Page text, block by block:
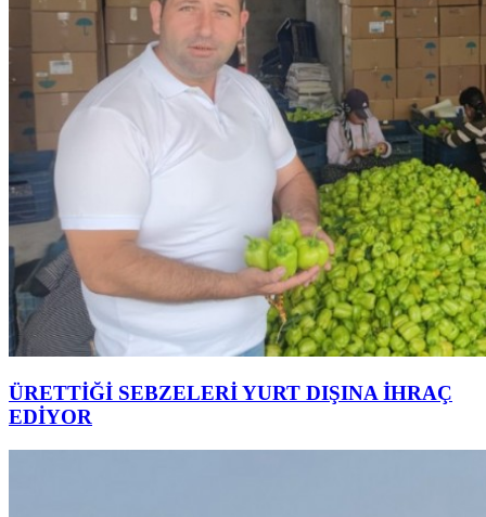
ÜRETTİĞİ SEBZELERİ YURT DIŞINA İHRAÇ
EDİYOR